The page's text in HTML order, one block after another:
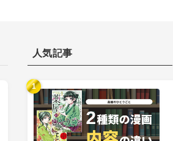
人気記事